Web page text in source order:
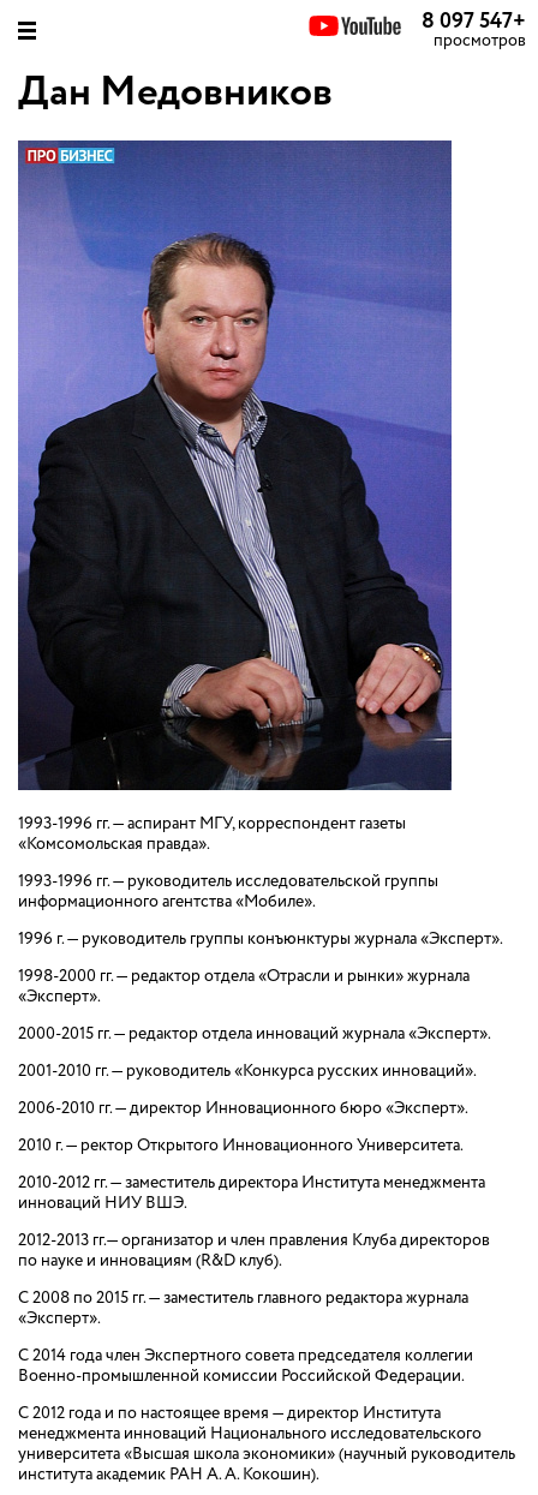
8 097 547+
просмотров
Дан Медовников
1993-1996 гг. — аспирант МГУ, корреспондент газеты
«Комсомольская правда».
1993-1996 гг.— руководитель исследовательской группы
информационного агентства «Мобиле».
1996 г. — руководитель группы конъюнктуры журнала «Эксперт».
1998-2000 гг. — редактор отдела «Отрасли и рынки» журнала
«Эксперт».
2000-2015 гг. — редактор отдела инноваций журнала «Эксперт».
2001-2010 гг.— руководитель «Конкурса русских инноваций».
2006-2010 гг. — директор Инновационного бюро «Эксперт».
2010 г. — ректор Открытого Инновационного Университета.
2010-2012 гг. — заместитель директора Института менеджмента
инноваций НИУ ВШЭ.
2012-2013 гг.—организатор и член правления Клуба директоров
по науке и инновациям (R&D клуб).
С 2008 по 2015 гг. — заместитель главного редактора журнала
«Эксперт».
С 2014 года член Экспертного совета председателя коллегии
Военно-промышленной комиссии Российской Федерации.
С 2012 года и по настоящее время — директор Института
менеджмента инноваций Национального исследовательского
университета «Высшая школа экономики» (научный руководитель
института академик РАН А. А. Кокошин).